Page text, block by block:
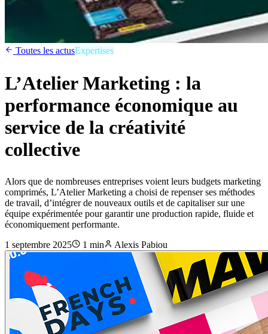
Toutes les actusExpertises
L’Atelier Marketing : la
performance économique au
service de la créativité
collective
Alors que de nombreuses entreprises voient leurs budgets marketing
comprimés, L’Atelier Marketing a choisi de repenser ses méthodes
de travail, d’intégrer de nouveaux outils et de capitaliser sur une
équipe expérimentée pour garantir une production rapide, fluide et
économiquement performante.
1 septembre 2025
1 min Alexis Pabiou